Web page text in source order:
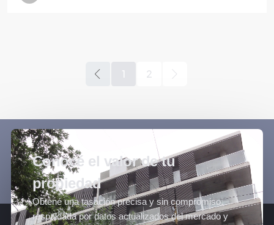
1 2
Conocé el valor de tu
propiedad
Obtené una tasación precisa y sin compromiso,
respaldada por datos actualizados del mercado y